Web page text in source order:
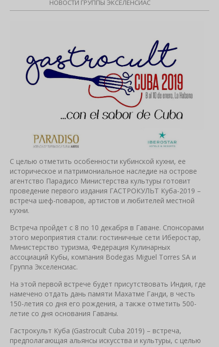
НОВОСТИ ГРУППЫ ЭКСЕЛЕНСИАС
С целью отметить особенности кубинской кухни, ее
историческое и патримониальное наследие на острове
агентство Парадисо Министерства культуры готовит
проведение первого издания ГАСТРОКУЛЬТ Куба-2019 –
встреча шеф-поваров, артистов и любителей местной
кухни.
Встреча пройдет с 8 по 10 декабря в Гаване. Спонсорами
этого мероприятия стали: гостиничные сети Иберостар,
Министерство туризма, Федерация Кулинарных
ассоциаций Кубы, компания Bodegas Miguel Torres SA и
Группа Экселенсиас.
На этой первой встрече будет присутствовать Индия, где
намечено отдать дань памяти Махатме Ганди, в честь
150-летия со дня его рождения, а также отметить 500-
летие со дня основания Гаваны.
Гастрокульт Куба (Gastrocult Cuba 2019) – встреча,
предполагающая альянсы искусства и культуры, с целью